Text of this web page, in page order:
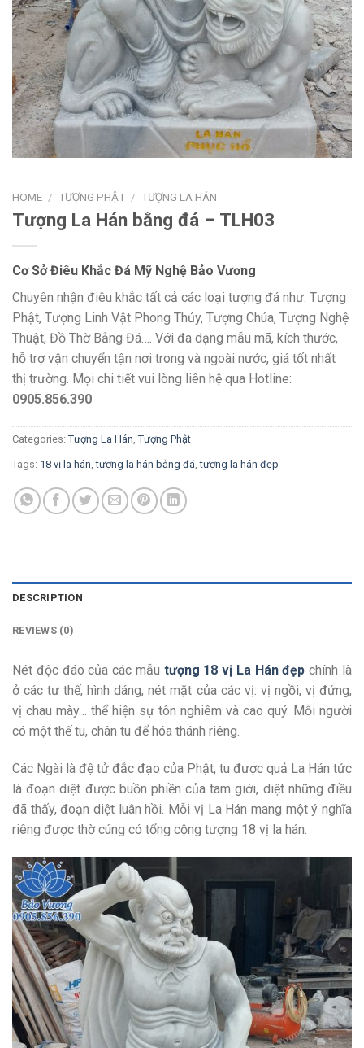
HOME / TƯỢNG PHẬT / TƯỢNG LA HÁN
Tượng La Hán bằng đá – TLH03
Cơ Sở Điêu Khắc Đá Mỹ Nghệ Bảo Vương
Chuyên nhận điêu khắc tất cả các loại tượng đá như: Tượng
Phật, Tượng Linh Vật Phong Thủy, Tượng Chúa, Tượng Nghệ
Thuật, Đồ Thờ Bằng Đá…. Với đa dạng mẫu mã, kích thước,
hỗ trợ vận chuyển tận nơi trong và ngoài nước, giá tốt nhất
thị trường. Mọi chi tiết vui lòng liên hệ qua Hotline:
0905.856.390
Categories: Tượng La Hán, Tượng Phật
Tags: 18 vị la hán,tượng la hán bằng đá,tượng la hán đẹp
DESCRIPTION
REVIEWS (0)
Nét độc đáo của các mẫu tượng 18 vị La Hán đẹp chính là
ở các tư thế, hình dáng, nét mặt của các vị: vị ngồi, vị đứng,
vị chau mày… thể hiện sự tôn nghiêm và cao quý. Mỗi người
có một thế tu, chân tu để hóa thánh riêng.
Các Ngài là đệ tử đắc đạo của Phật, tu được quả La Hán tức
là đoạn diệt được buồn phiền của tam giới, diệt những điều
đã thấy, đoạn diệt luân hồi. Mỗi vị La Hán mang một ý nghĩa
riêng được thờ cúng có tổng cộng tượng 18 vị la hán.